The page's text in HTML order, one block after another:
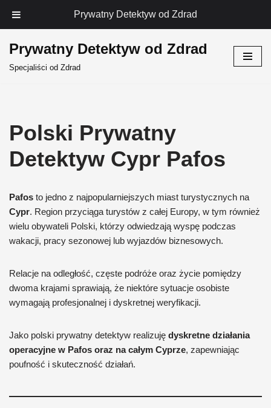
Prywatny Detektyw od Zdrad
Prywatny Detektyw od Zdrad
Specjaliści od Zdrad
Polski Prywatny
Detektyw Cypr Pafos
Pafos to jedno z najpopularniejszych miast turystycznych na
Cypr. Region przyciąga turystów z całej Europy, w tym również
wielu obywateli Polski, którzy odwiedzają wyspę podczas
wakacji, pracy sezonowej lub wyjazdów biznesowych.
Relacje na odległość, częste podróże oraz życie pomiędzy
dwoma krajami sprawiają, że niektóre sytuacje osobiste
wymagają profesjonalnej i dyskretnej weryfikacji.
Jako polski prywatny detektyw realizuję dyskretne działania
operacyjne w Pafos oraz na całym Cyprze, zapewniając
poufność i skuteczność działań.